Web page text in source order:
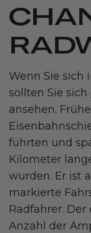
Wenn Sie sich
sollten Sie sich
ansehen.
führten und
Kilometer
wurden. Er ist
markierte
Radfahrer.
Anzahl der